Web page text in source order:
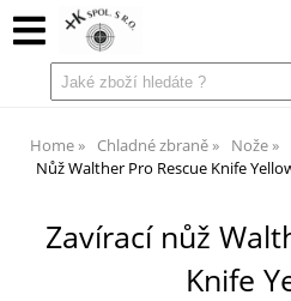
Home Chladné zbraně Nože
Nůž Walther Pro Rescue Knife
Zavírací nůž
Knife